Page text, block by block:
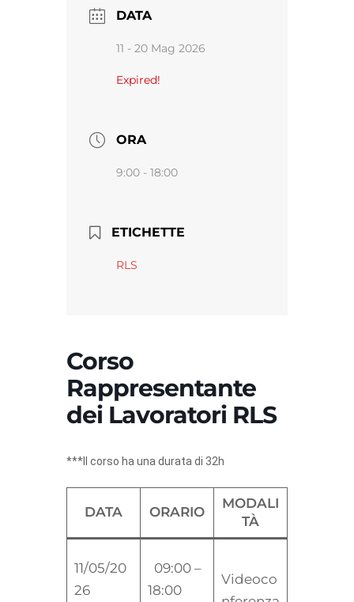
DATA
11 - 20 Mag 2026
Expired!
ORA
9:00 - 18:00
ETICHETTE
RLS
Corso
Rappresentante
dei Lavoratori RLS
***Il corso ha una durata di 32h
DATA ORARIO
MODALI
TÀ
11/05/20
26
09:00 –
18:00
Videoco